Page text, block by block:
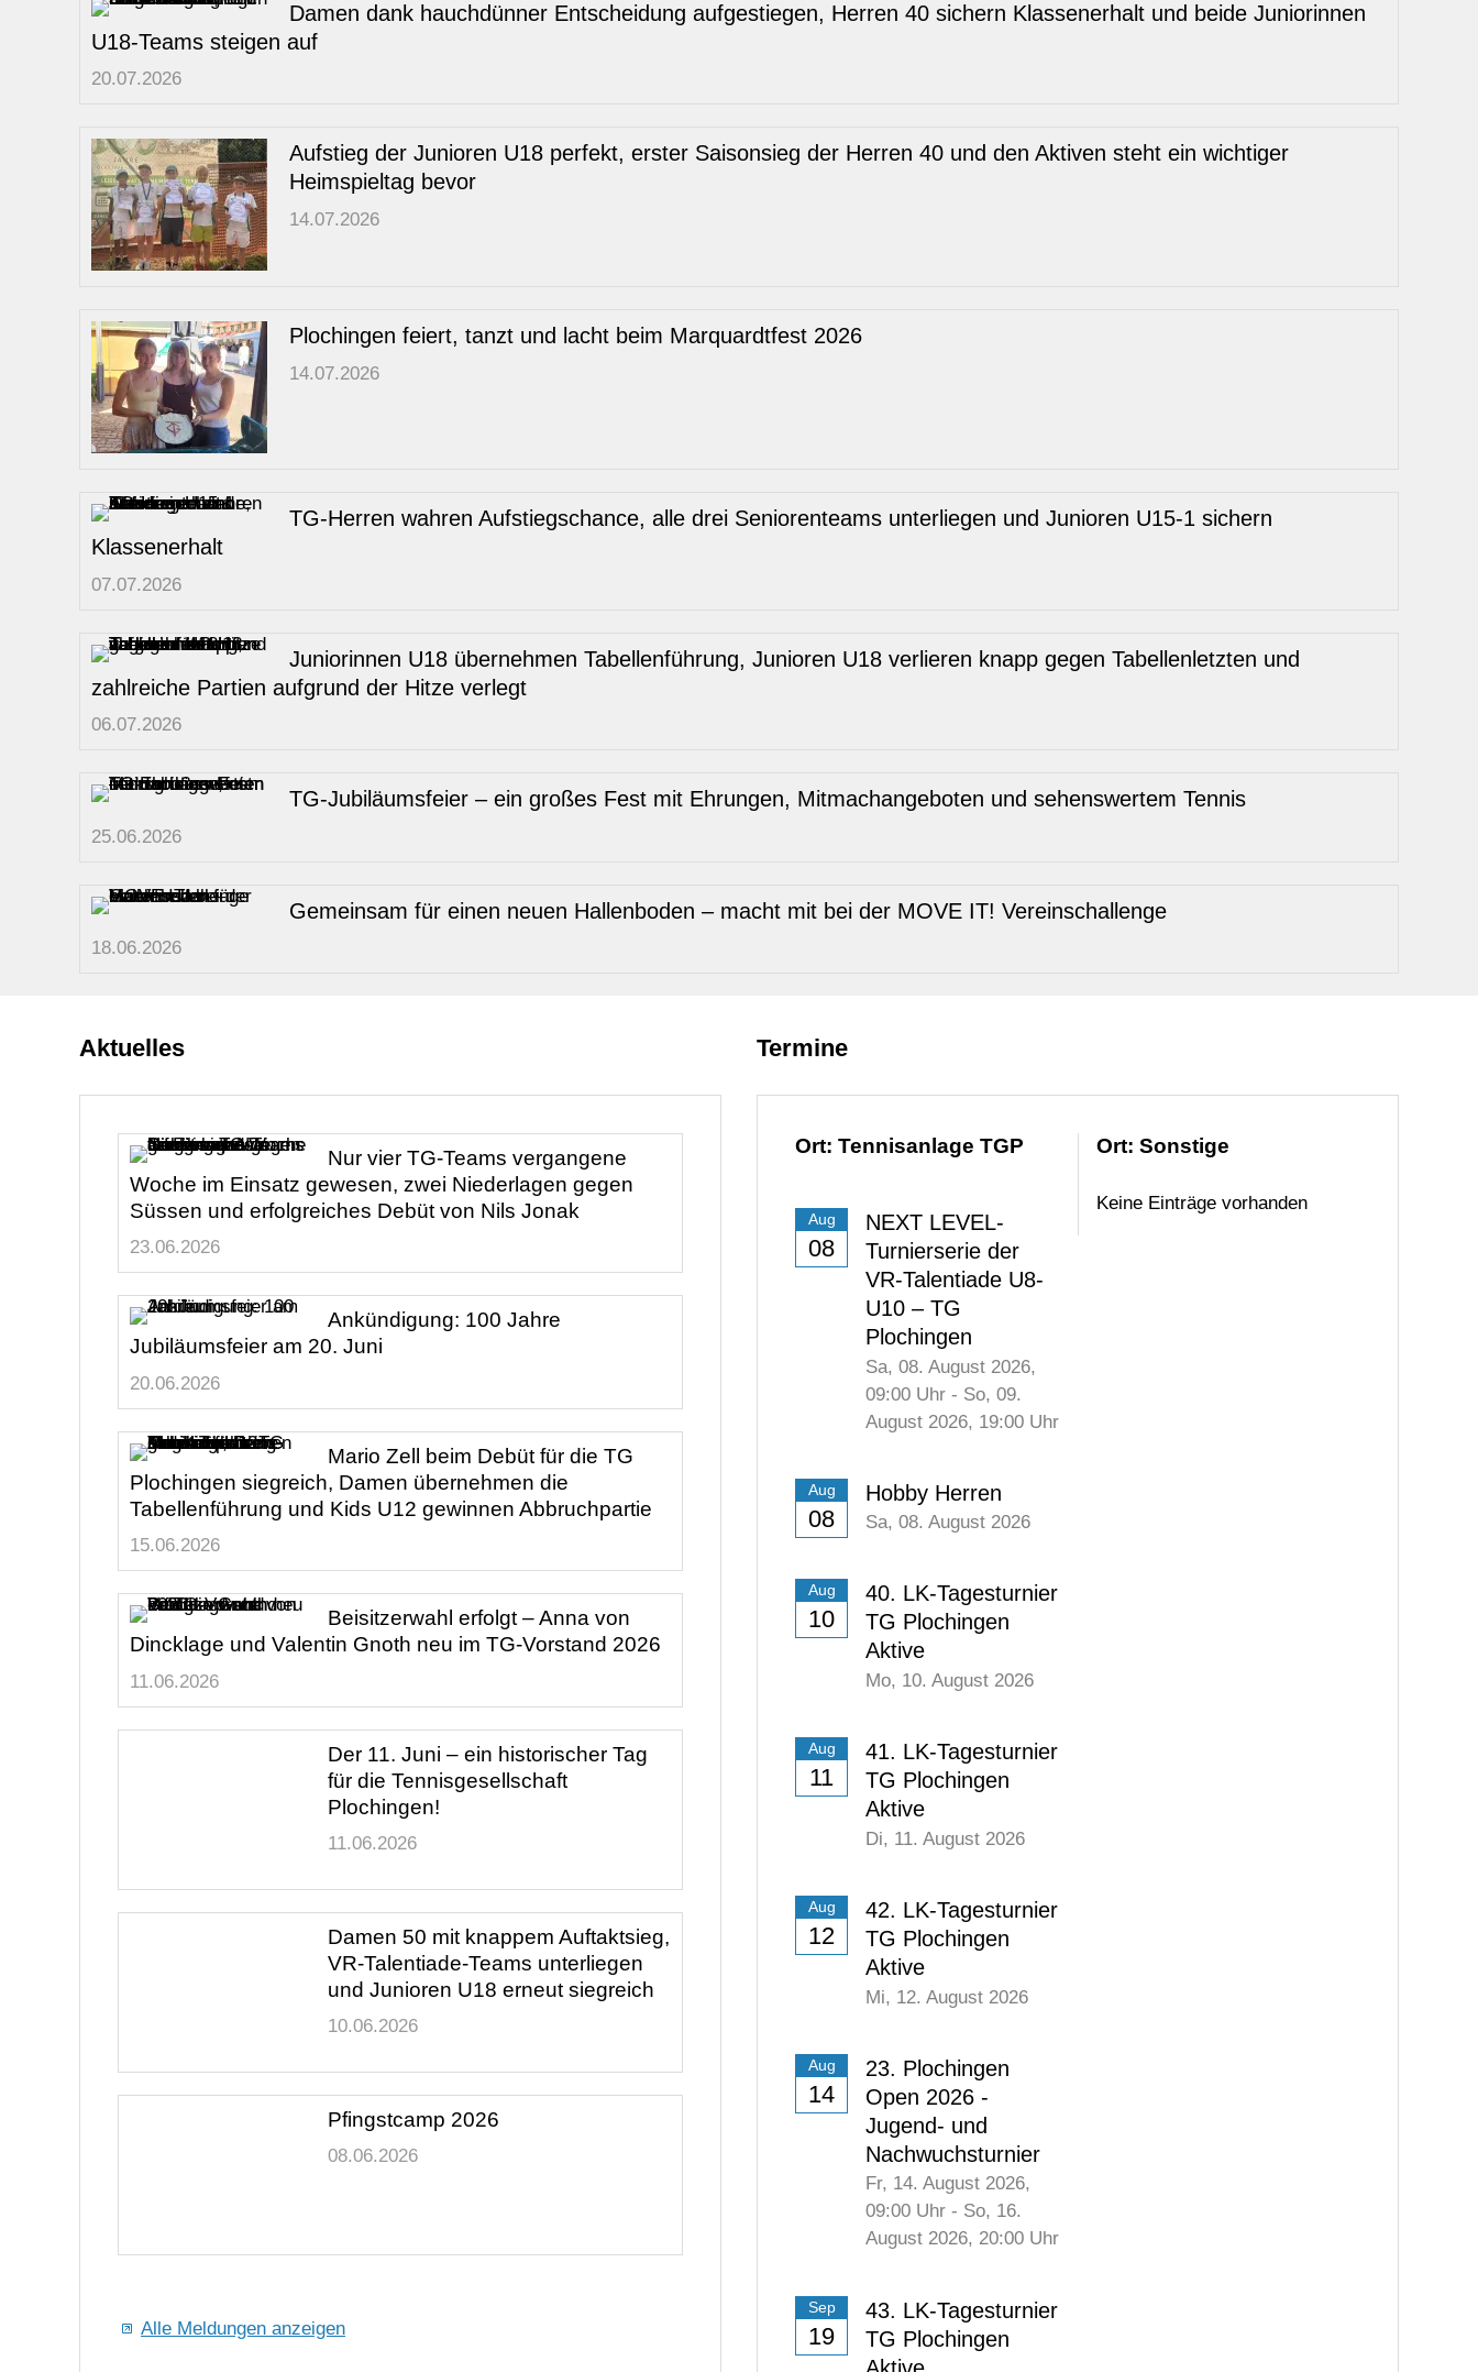
Damen dank hauchdünner Entscheidung aufgestiegen, Herren 40 sichern Klassenerhalt und beide Juniorinnen
U18-Teams steigen auf
20.07.2026
Aufstieg der Junioren U18 perfekt, erster Saisonsieg der Herren 40 und den Aktiven steht ein wichtiger
Heimspieltag bevor
14.07.2026
Plochingen feiert, tanzt und lacht beim Marquardtfest 2026
14.07.2026
TG-Herren wahren Aufstiegschance, alle drei Seniorenteams unterliegen und Junioren U15-1 sichern
Klassenerhalt
07.07.2026
Juniorinnen U18 übernehmen Tabellenführung, Junioren U18 verlieren knapp gegen Tabellenletzten und
zahlreiche Partien aufgrund der Hitze verlegt
06.07.2026
TG-Jubiläumsfeier – ein großes Fest mit Ehrungen, Mitmachangeboten und sehenswertem Tennis
25.06.2026
Gemeinsam für einen neuen Hallenboden – macht mit bei der MOVE IT! Vereinschallenge
18.06.2026
Aktuelles
Nur vier TG-Teams vergangene
Woche im Einsatz gewesen, zwei Niederlagen gegen
Süssen und erfolgreiches Debüt von Nils Jonak
23.06.2026
Ankündigung: 100 Jahre
Jubiläumsfeier am 20. Juni
20.06.2026
Mario Zell beim Debüt für die TG
Plochingen siegreich, Damen übernehmen die
Tabellenführung und Kids U12 gewinnen Abbruchpartie
15.06.2026
Beisitzerwahl erfolgt – Anna von
Dincklage und Valentin Gnoth neu im TG-Vorstand 2026
11.06.2026
Der 11. Juni – ein historischer Tag
für die Tennisgesellschaft Plochingen!
Damen 50 mit knappem Auftaktsieg,
VR-Talentiade-Teams unterliegen und Junioren U18
Termine
Ort: Tennisanlage TGP
Aug
08
NEXT LEVEL-
Turnierserie der
VR-Talentiade U8-
U10 – TG
Plochingen
Sa, 08. August 2026,
09:00 Uhr - So, 09.
August 2026, 19:00 Uhr
Aug
08
Hobby Herren
Sa, 08. August 2026
Aug
10
40. LK-Tagesturnier
TG Plochingen
Aktive
Mo, 10. August 2026
Aug
11
41. LK-Tagesturnier
TG Plochingen
Aktive
Di, 11. August 2026
Aug
12
42. LK-Tagesturnier
TG Plochingen
Aktive
Mi, 12. August 2026
Aug
14
23. Plochingen
Open 2026 -
Jugend- und
Nachwuchsturnier
Fr, 14. August 2026,
09:00 Uhr - So, 16.
August 2026, 20:00 Uhr
Sep
19
43. LK-Tagesturnier
TG Plochingen
Ort: Sonstige
Keine Einträge vorhanden